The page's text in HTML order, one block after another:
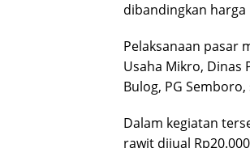
dibandingkan harga
Pelaksanaan pasar
Usaha Mikro, Dinas
Bulog, PG
Dalam kegiatan
rawit dijual